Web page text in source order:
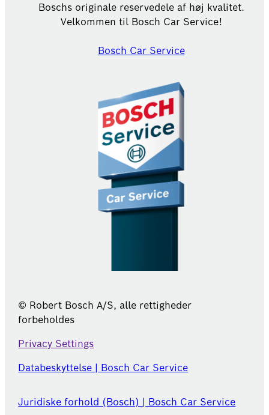
Boschs originale reservedele af høj kvalitet.
Velkommen til Bosch Car Service!
Bosch Car Service
© Robert Bosch A/S, alle rettigheder
forbeholdes
Privacy Settings
Databeskyttelse | Bosch Car Service
Juridiske forhold (Bosch) | Bosch Car Service